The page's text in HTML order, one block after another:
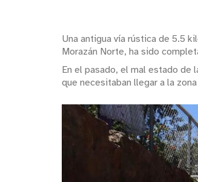
Una antigua vía rústica de 5.5
Morazán Norte, ha sido
En el pasado, el mal estado
que necesitaban llegar a la